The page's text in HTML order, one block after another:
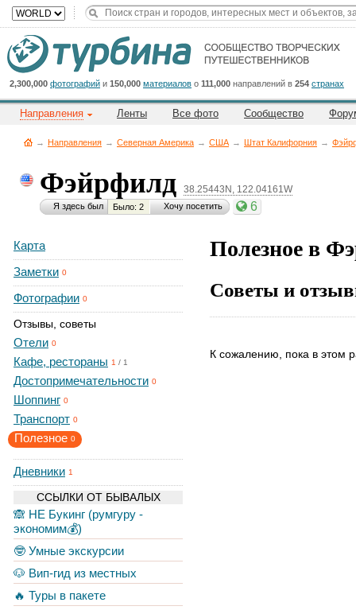
2,300,000 фотографий и 150,000 материалов о 111,000 направлений в 254 странах
Направления Ленты Все фото Сообщество
→ Направления → Северная Америка → CША → Штат Калифорния →
Фэйрфилд 38.25443N, 122.04161W
Я здесь был Было: 2 Хочу посетить 6
Карта
Заметки 0
Фотографии 0
Отзывы, советы
Отели 0
Кафе, рестораны 1 / 1
Достопримечательности 0
Шоппинг 0
Транспорт 0
Полезное 0
Дневники 1
ССЫЛКИ ОТ БЫВАЛЫХ
🙈 НЕ Букинг (румгуру -
экономим💰)
🤓 Умные экскурсии
🐶 Вип-гид из местных
🔥 Туры в пакете
Полезное в
Советы и
К сожалению, пока в этом
Cейчас
на
сайте:
Title
Button